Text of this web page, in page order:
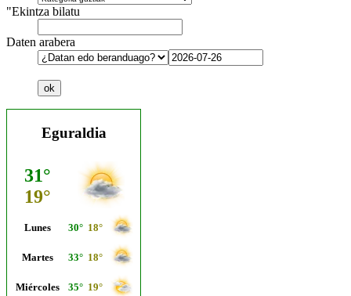
"Ekintza bilatu
Daten arabera
Eguraldia